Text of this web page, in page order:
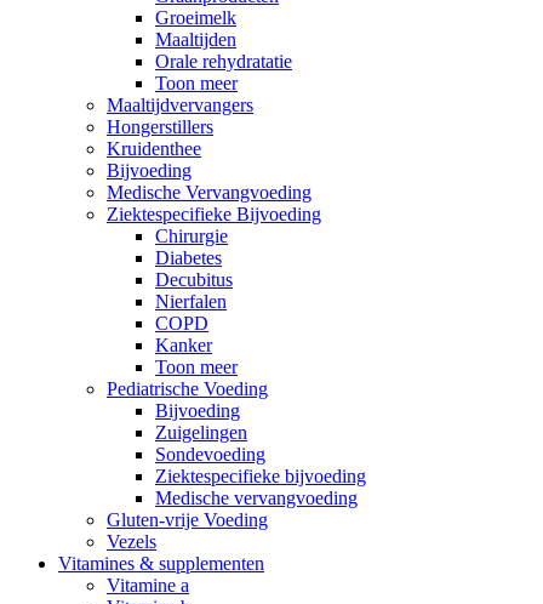
Groeimelk
Maaltijden
Orale rehydratatie
Toon meer
Maaltijdvervangers
Hongerstillers
Kruidenthee
Bijvoeding
Medische Vervangvoeding
Ziektespecifieke Bijvoeding
Chirurgie
Diabetes
Decubitus
Nierfalen
COPD
Kanker
Toon meer
Pediatrische Voeding
Bijvoeding
Zuigelingen
Sondevoeding
Ziektespecifieke bijvoeding
Medische vervangvoeding
Gluten-vrije Voeding
Vezels
Vitamines & supplementen
Vitamine a